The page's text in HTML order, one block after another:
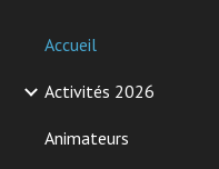
Accueil
Activités 2026
Animateurs